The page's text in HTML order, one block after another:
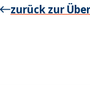
zurück zur